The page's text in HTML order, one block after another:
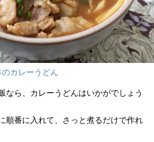
カレーうどん
なら、カレーうどんはいかがでしょう
順番に入れて、さっと煮るだけで作れ